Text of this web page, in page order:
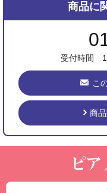
商品に
受付時間
こ
商